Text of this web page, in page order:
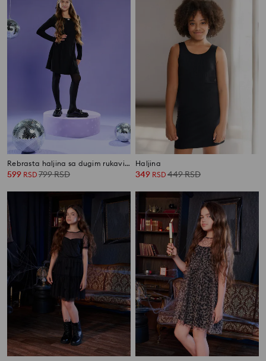
Rebrasta haljina sa dugim rukavima i ukrasnim porubom
599 RSD 799RSD
Haljina
349 RSD 449RSD